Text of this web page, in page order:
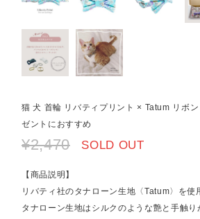
猫 犬 首輪 リバティプリント × Tatum リボ
ゼントにおすすめ
¥2,470 SOLD OUT
【商品説明】
リバティ社のタナローン生地〈Tatum〉を使
タナローン生地はシルクのような艶と手触